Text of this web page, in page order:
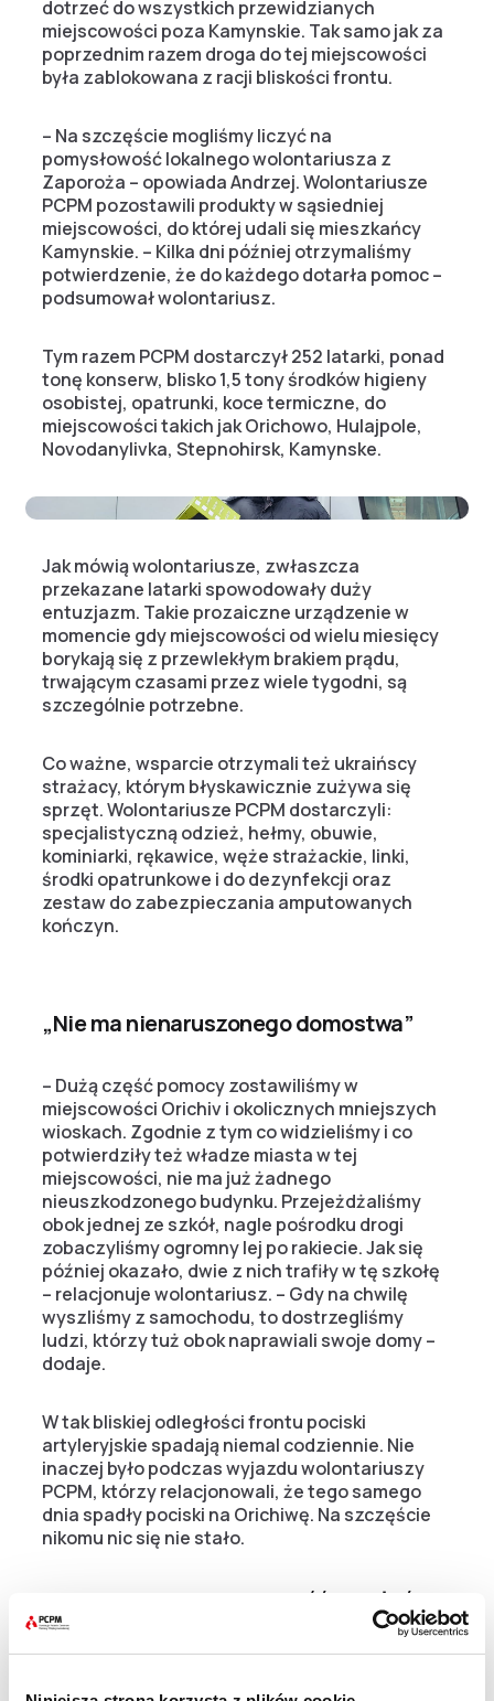
dotrzeć do wszystkich przewidzianych
miejscowości poza Kamynskie. Tak samo jak za
poprzednim razem droga do tej miejscowości
była zablokowana z racji bliskości frontu.
– Na szczęście mogliśmy liczyć na
pomysłowość lokalnego wolontariusza z
Zaporoża – opowiada Andrzej. Wolontariusze
PCPM pozostawili produkty w sąsiedniej
miejscowości, do której udali się mieszkańcy
Kamynskie. – Kilka dni później otrzymaliśmy
potwierdzenie, że do każdego dotarła pomoc –
podsumował wolontariusz.
Tym razem PCPM dostarczył 252 latarki, ponad
tonę konserw, blisko 1,5 tony środków higieny
osobistej, opatrunki, koce termiczne, do
miejscowości takich jak Orichowo, Hulajpole,
Novodanylivka, Stepnohirsk, Kamynske.
Jak mówią wolontariusze, zwłaszcza
przekazane latarki spowodowały duży
entuzjazm. Takie prozaiczne urządzenie w
momencie gdy miejscowości od wielu miesięcy
borykają się z przewlekłym brakiem prądu,
trwającym czasami przez wiele tygodni, są
szczególnie potrzebne.
Co ważne, wsparcie otrzymali też ukraińscy
strażacy, którym błyskawicznie zużywa się
sprzęt. Wolontariusze PCPM dostarczyli:
specjalistyczną odzież, hełmy, obuwie,
kominiarki, rękawice, węże strażackie, linki,
środki opatrunkowe i do dezynfekcji oraz
zestaw do zabezpieczania amputowanych
kończyn.
„Nie ma nienaruszonego domostwa”
– Dużą część pomocy zostawiliśmy w
miejscowości Orichiv i okolicznych mniejszych
wioskach. Zgodnie z tym co widzieliśmy i co
potwierdziły też władze miasta w tej
miejscowości, nie ma już żadnego
nieuszkodzonego budynku. Przejeżdżaliśmy
obok jednej ze szkół, nagle pośrodku drogi
zobaczyliśmy ogromny lej po rakiecie. Jak się
później okazało, dwie z nich trafiły w tę szkołę
– relacjonuje wolontariusz. – Gdy na chwilę
wyszliśmy z samochodu, to dostrzegliśmy
ludzi, którzy tuż obok naprawiali swoje domy –
dodaje.
W tak bliskiej odległości frontu pociski
artyleryjskie spadają niemal codziennie. Nie
inaczej było podczas wyjazdu wolontariuszy
PCPM, którzy relacjonowali, że tego samego
dnia spadły pociski na Orichiwę. Na szczęście
nikomu nic się nie stało.
„Ludzie starają się to jakość przeżyć”
Każda dostarczona pomoc jest niezwykle